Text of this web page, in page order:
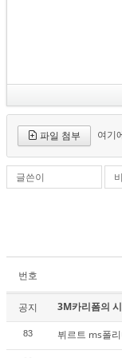
파일 첨부 여기
글쓴이
번호
공지 3M카리폼의
83 뷔르트 ms폴